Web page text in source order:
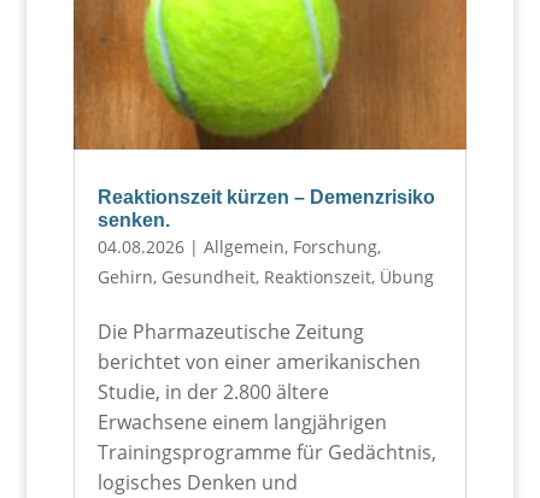
Reaktionszeit kürzen – Demenzrisiko
senken.
04.08.2026| Allgemein, Forschung,
Gehirn, Gesundheit, Reaktionszeit, Übung
Die Pharmazeutische Zeitung
berichtet von einer amerikanischen
Studie, in der 2.800 ältere
Erwachsene einem langjährigen
Trainingsprogramme für Gedächtnis,
logisches Denken und